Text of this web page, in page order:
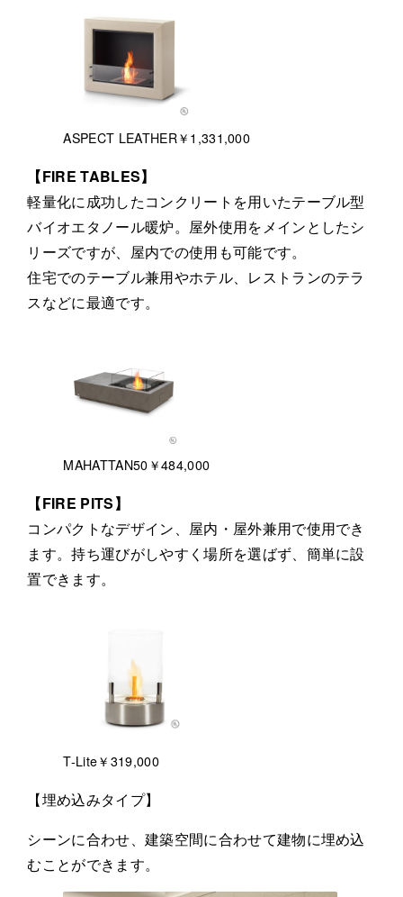
ASPECT LEATHER￥1,331,000
【FIRE TABLES】
軽量化に成功したコンクリートを用いたテーブル型
バイオエタノール暖炉。屋外使用をメインとしたシ
リーズですが、屋内での使用も可能です。
住宅でのテーブル兼用やホテル、レストランのテラ
スなどに最適です。
MAHATTAN50￥484,000
【FIRE PITS】
コンパクトなデザイン、屋内・屋外兼用で使用でき
ます。持ち運びがしやすく場所を選ばず、簡単に設
置できます。
T-Lite￥319,000
【埋め込みタイプ】
シーンに合わせ、建築空間に合わせて建物に埋め込
むことができます。